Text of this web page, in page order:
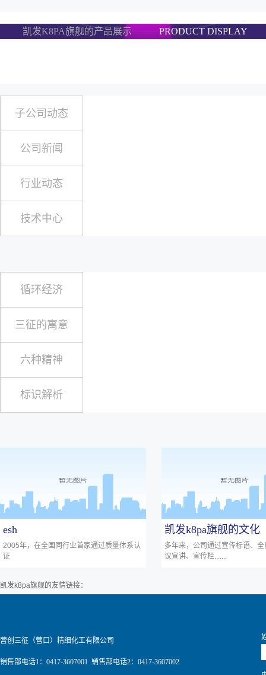
凯发K8PA旗舰的产品展示 PRODUCT DISPLAY
子公司动态
公司新闻
行业动态
技术中心
循环经济
三征的寓意
六种精神
标识解析
esh
2005年，在全国同行业首家通过质量体系认
证
凯发k8pa旗舰的文化
多年来，公司通过宣传标语、
议宣讲、宣传栏.......
凯发k8pa旗舰的友情链接：
营创三征（营口）精细化工有限公司
销售部电话1：0417-3607001 销售部电话2：0417-3607002